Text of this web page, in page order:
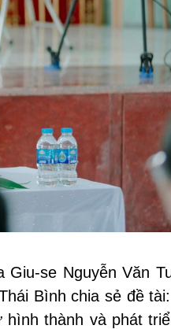
se Nguyễn Văn
Bình chia sẻ đề tài:
hình thành và phát